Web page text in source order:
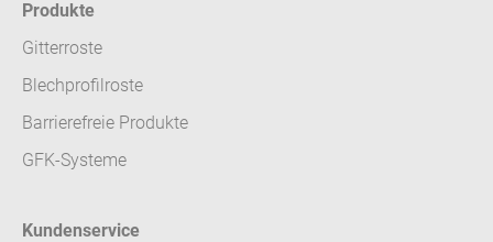
Produkte
Gitterroste
Blechprofilroste
Barrierefreie Produkte
GFK-Systeme
Kundenservice